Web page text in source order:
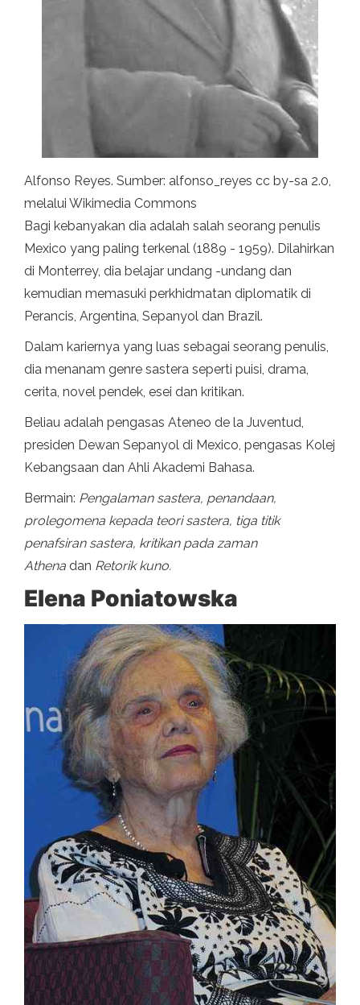
Alfonso Reyes. Sumber: alfonso_reyes cc by-sa 2.0,
melalui Wikimedia Commons
Bagi kebanyakan dia adalah salah seorang penulis
Mexico yang paling terkenal (1889 - 1959). Dilahirkan
di Monterrey, dia belajar undang -undang dan
kemudian memasuki perkhidmatan diplomatik di
Perancis, Argentina, Sepanyol dan Brazil.
Dalam kariernya yang luas sebagai seorang penulis,
dia menanam genre sastera seperti puisi, drama,
cerita, novel pendek, esei dan kritikan.
Beliau adalah pengasas Ateneo de la Juventud,
presiden Dewan Sepanyol di Mexico, pengasas Kolej
Kebangsaan dan Ahli Akademi Bahasa.
Bermain: Pengalaman sastera, penandaan,
prolegomena kepada teori sastera, tiga titik
penafsiran sastera, kritikan pada zaman
Athena dan Retorik kuno.
Elena Poniatowska